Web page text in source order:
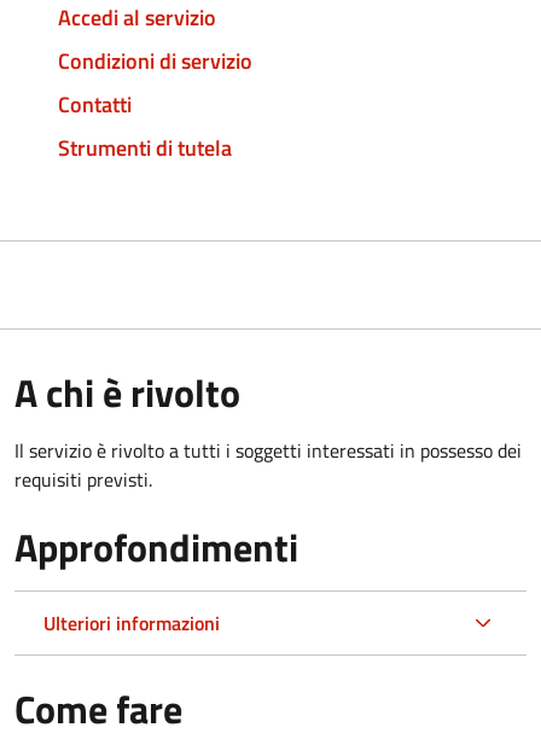
Accedi al servizio
Condizioni di servizio
Contatti
Strumenti di tutela
A chi è rivolto
Il servizio è rivolto a tutti i soggetti interessati in possesso dei
requisiti previsti.
Approfondimenti
Ulteriori informazioni
Come fare